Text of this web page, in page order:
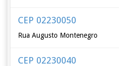
CEP 02230050
Rua Augusto Montenegro
CEP 02230040